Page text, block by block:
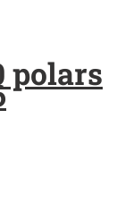
polars